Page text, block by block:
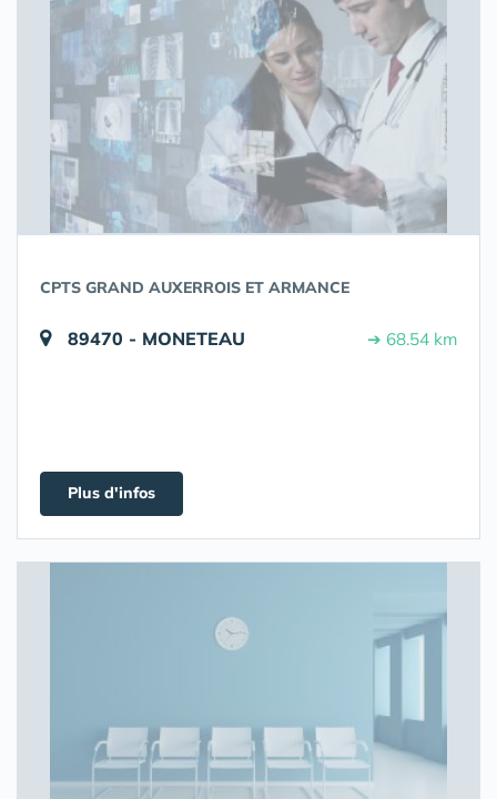
CPTS GRAND AUXERROIS ET ARMANCE
89470 - MONETEAU ➔ 68.54 km
Plus d'infos